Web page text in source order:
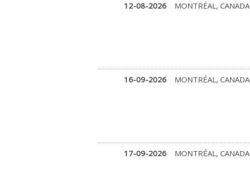
12-08-2026 MONTRÉAL, CANADA
16-09-2026 MONTRÉAL, CANADA
17-09-2026 MONTRÉAL, CANADA